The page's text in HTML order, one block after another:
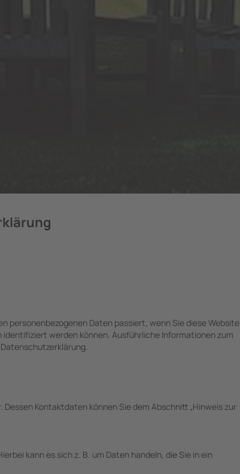
personenbezogenen Daten passiert, wenn Sie diese Website
werden können. Ausführliche Informationen zum
Kontaktdaten können Sie dem Abschnitt „Hinweis zur
kann es sich z. B. um Daten handeln, die Sie in ein